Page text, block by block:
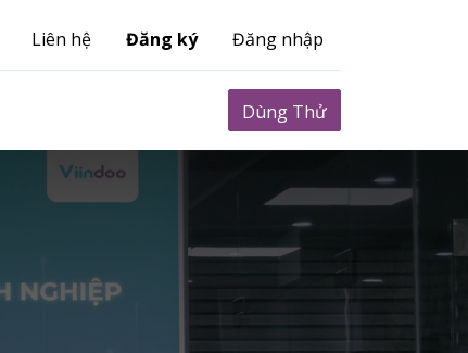
Liên hệ Đăng ký Đăng nhập
Dùng Thử